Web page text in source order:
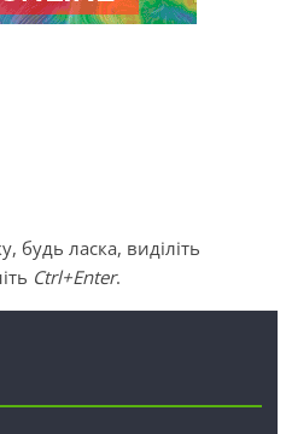
ласка, виділіть
Ctrl+Enter.